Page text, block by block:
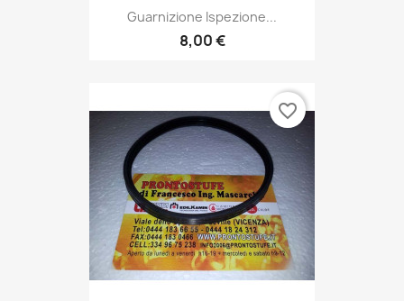
Guarnizione Ispezione...
8,00 €
favorite_border